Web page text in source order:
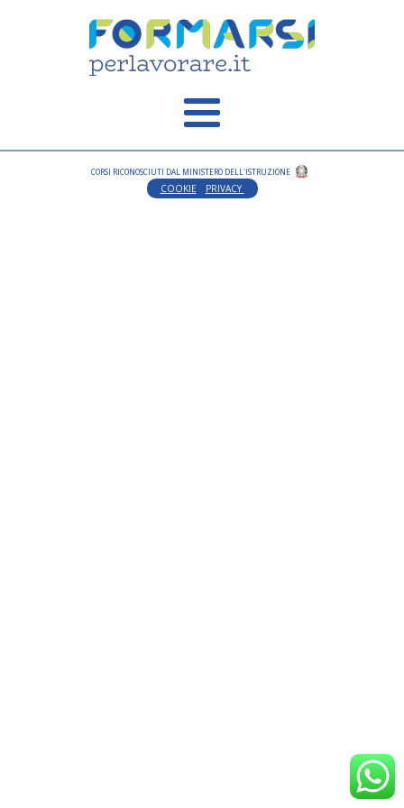
CORSI RICONOSCIUTI DAL MINISTERO DELL'ISTRUZIONE
COOKIE PRIVACY